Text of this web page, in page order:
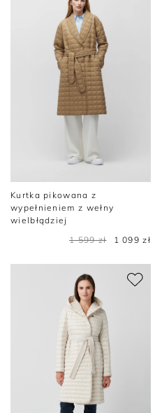
Kurtka pikowana z
wypełnieniem z wełny
wielbłądziej
1 599 zł
1 099 zł